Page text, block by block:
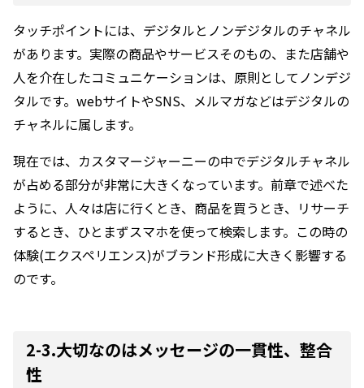
タッチポイントには、デジタルとノンデジタルのチャネル
があります。実際の商品やサービスそのもの、また店舗や
人を介在したコミュニケーションは、原則としてノンデジ
タルです。webサイトやSNS、メルマガなどはデジタルの
チャネルに属します。
現在では、カスタマージャーニーの中でデジタルチャネル
が占める部分が非常に大きくなっています。前章で述べた
ように、人々は店に行くとき、商品を買うとき、リサーチ
するとき、ひとまずスマホを使って検索します。この時の
体験(エクスペリエンス)がブランド形成に大きく影響する
のです。
2-3.大切なのはメッセージの一貫性、整合
性